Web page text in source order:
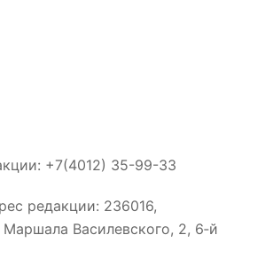
+7(4012) 35-99-33
редакции: 236016,
Маршала Василевского, 2, 6‑й